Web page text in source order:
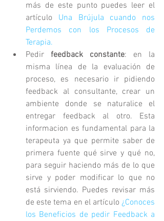
más de este punto puedes leer el
artículo Una Brújula cuando nos
Perdemos con los Procesos de
Terapia.
Pedir feedback constante: en la
misma línea de la evaluación de
proceso, es necesario ir pidiendo
feedback al consultante, crear un
ambiente donde se naturalice el
entregar feedback al otro. Esta
informacion es fundamental para la
terapeuta ya que permite saber de
primera fuente qué sirve y qué no,
para seguir haciendo más de lo que
sirve y poder modificar lo que no
está sirviendo. Puedes revisar más
de este tema en el artículo ¿Conoces
los Beneficios de pedir Feedback a